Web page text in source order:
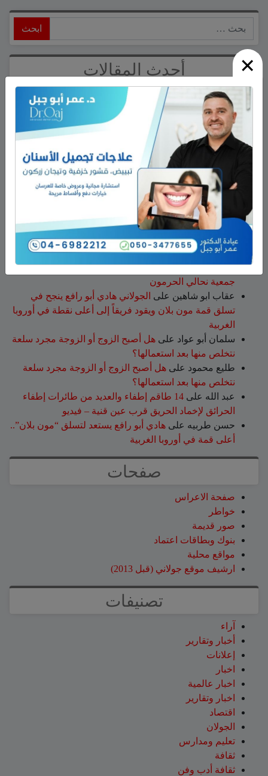
× أحدث المقالات
هذا الأسبوع: لا تفوّتوا اليوم المفتوح في كلية تل حاي
للهندسيين – 13/8/2026
تخريج 14 نحالاً جديداً في الجولان بإشراف جمعية نحالي
الحرمون
وفاة الأخت هالة علي محمود من مجدل شمس
الجولاني هادي أبو رافع ينجح في تسلق قمة مون بلان ويقود
فريقاً إلى أعلى نقطة في أوروبا الغربية
جمعية نحالي الحرمون تستضيف يوماً إرشادياً مهماً حول
مكافحة الآفات التي تصيب خلايا النحل
أحدث التعليقات
عزاتعلى
تخريج 14 نحالاً جديداً في الجولان بإشراف
جمعية نحالي الحرمون
عقاب ابو شاهين على الجولاني هادي أبو رافع ينجح في
تسلق قمة مون بلان ويقود فريقاً إلى أعلى نقطة في أوروبا
الغربية
سلمان أبو عواد على هل أصبح الزوج أو الزوجة مجرد سلعة
نتخلص منها بعد استعمالها؟
طليع محمود على هل أصبح الزوج أو الزوجة مجرد سلعة
نتخلص منها بعد استعمالها؟
عبد الله على
14 طاقم إطفاء والعديد من طائرات إطفاء
الحرائق لإخماد الحريق قرب عين قنية – فيديو
حسن طربيه على هادي أبو رافع يستعد لتسلق “مون بلان”..
أعلى قمة في أوروبا الغربية
صفحات
صفحة الاعراس
خواطر
صور قديمة
بنوك وبطاقات اعتماد
مواقع محلية
ارشيف موقع جولاني (قبل 2013)
تصنيفات
آراء
أخبار وتقارير
إعلانات
اخبار
اخبار عالمية
اخبار وتقارير
اقتصاد
الجولان
تعليم ومدارس
ثقافة
ثقافة أدب وفن